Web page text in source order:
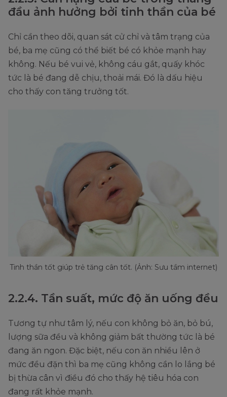
đầu ảnh hưởng bởi tinh thần của bé
Chỉ cần theo dõi, quan sát cử chỉ và tâm trạng của
bé, ba mẹ cũng có thể biết bé có khỏe mạnh hay
không. Nếu bé vui vẻ, không cáu gắt, quấy khóc
tức là bé đang dễ chịu, thoải mái. Đó là dấu hiệu
cho thấy con tăng trưởng tốt.
Tinh thần tốt giúp trẻ tăng cân tốt. (Ảnh: Sưu tầm internet)
2.2.4. Tần suất, mức độ ăn uống đều
Tương tự như tâm lý, nếu con không bỏ ăn, bỏ bú,
lượng sữa đều và không giảm bất thường tức là bé
đang ăn ngon. Đặc biệt, nếu con ăn nhiều lên ở
mức đều đặn thì ba mẹ cũng không cần lo lắng bé
bị thừa cân vì điều đó cho thấy hệ tiêu hóa con
đang rất khỏe mạnh.